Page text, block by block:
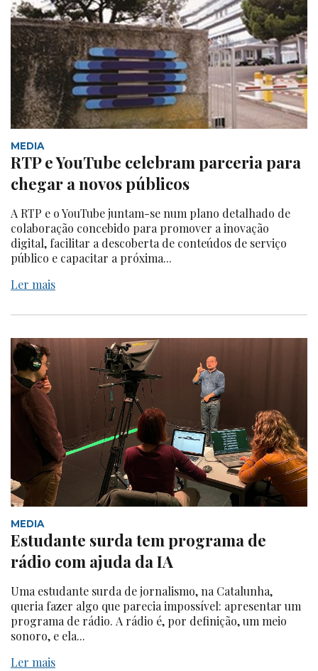
MEDIA
RTP e YouTube celebram parceria para
chegar a novos públicos
A RTP e o YouTube juntam-se num plano detalhado de
colaboração concebido para promover a inovação
digital, facilitar a descoberta de conteúdos de serviço
público e capacitar a próxima...
Ler mais
MEDIA
Estudante surda tem programa de
rádio com ajuda da IA
Uma estudante surda de jornalismo, na Catalunha,
queria fazer algo que parecia impossível: apresentar um
programa de rádio. A rádio é, por definição, um meio
sonoro, e ela...
Ler mais